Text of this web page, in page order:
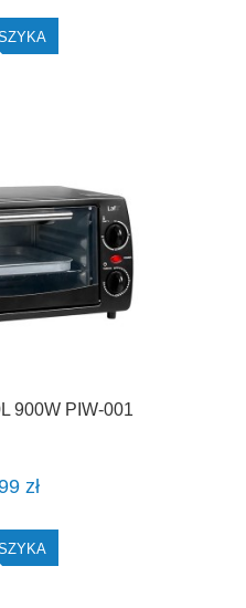
900W PIW-001
zł